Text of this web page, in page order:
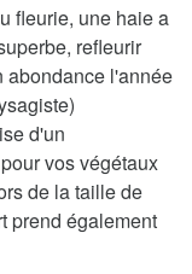
fleurie, une haie a
refleurir
abondance l'année
d'un
vos végétaux
de la taille de
prend également